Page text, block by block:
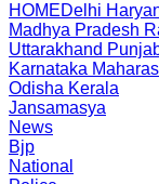
HOMEDelhi
Madhya Pradesh
Uttarakhand
Karnataka
Odisha Kerala
Jansamasya
News
Bjp
National